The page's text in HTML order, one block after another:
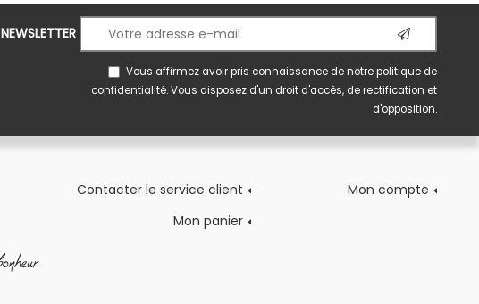
NEWSLETTER
Vous affirmez avoir pris connaissance de notrepolitique de
confidentialité. Vous disposez d'un droit d'accès, de rectification et
d'opposition.
Contacter le service client
Mon compte
Mon panier